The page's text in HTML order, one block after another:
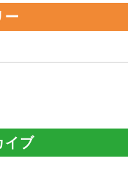
ー
イブ